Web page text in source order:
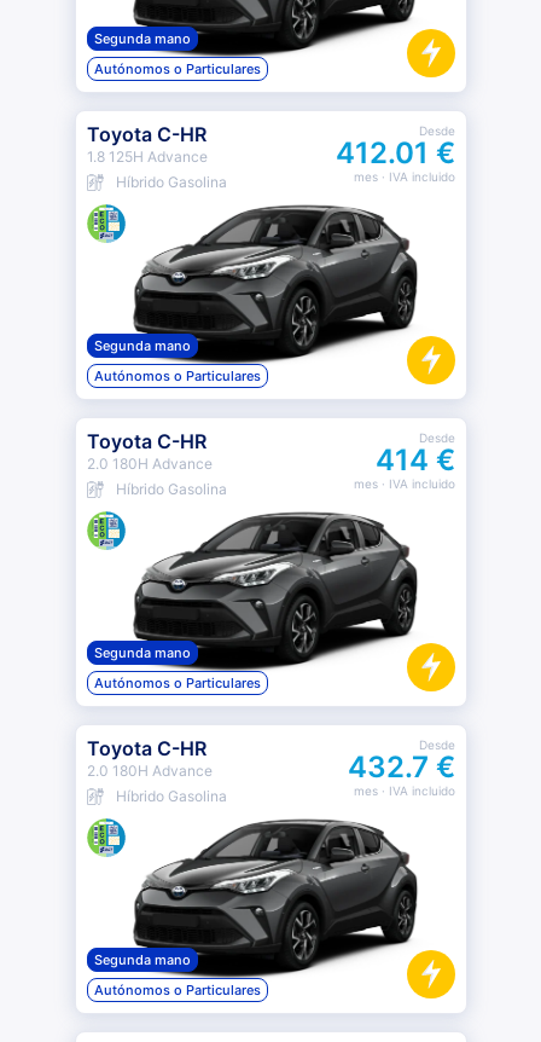
Segunda mano
Autónomos o Particulares
Toyota C-HR
1.8 125H Advance
Híbrido Gasolina
Desde
412.01 €
mes· IVA incluido
Segunda mano
Autónomos o Particulares
Toyota C-HR
2.0 180H Advance
Híbrido Gasolina
Desde
414 €
mes· IVA incluido
Segunda mano
Autónomos o Particulares
Toyota C-HR
2.0 180H Advance
Híbrido Gasolina
Desde
432.7 €
mes· IVA incluido
Segunda mano
Autónomos o Particulares